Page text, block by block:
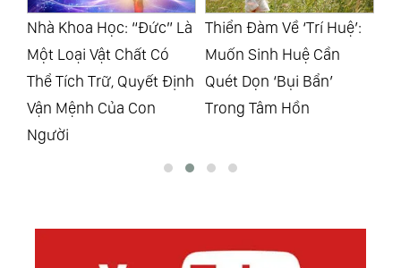
68.Bí Kíp Luyện Sói
69.Dù ‘Biết’ Sai Nhưng Vẫn Làm Sai
Thiển Đàm Về ‘Trí Huệ’:
Muốn Sinh Huệ Cần
Quét Dọn ‘Bụi Bẩn’
Trong Tâm Hồn
Mỉm Cười Dưới Ánh Mặt
Trời, Dũng Cảm Vượt
Qua Mưa Gió